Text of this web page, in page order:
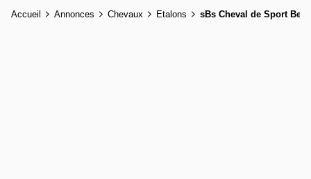
Accueil Annonces Chevaux Etalons sBs Cheval de Sport